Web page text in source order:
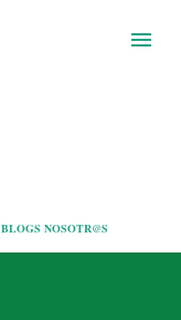
BLOGS NOSOTR@S